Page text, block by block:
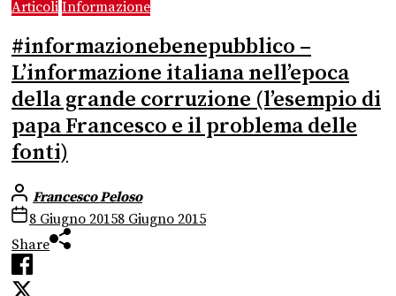
Articoli Informazione
#informazionebenepubblico –
L’informazione italiana nell’epoca
della grande corruzione (l’esempio di
papa Francesco e il problema delle
fonti)
Francesco Peloso
8 Giugno 20158 Giugno 2015
Share